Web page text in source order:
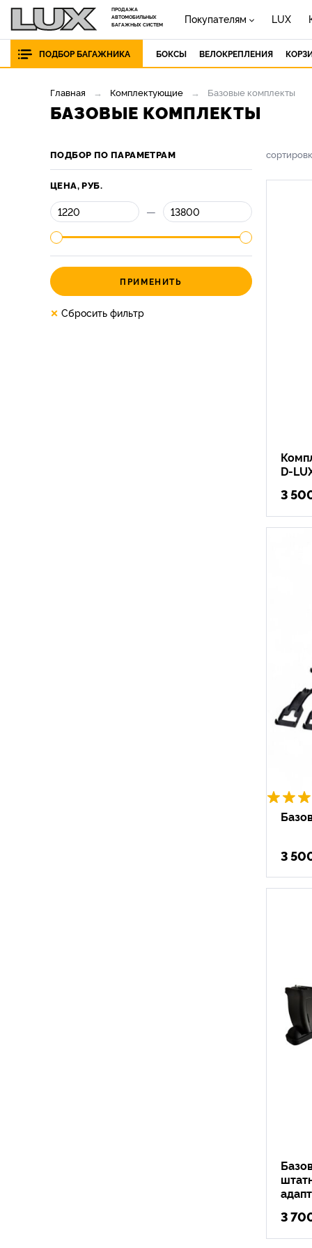
ПРОДАЖА
АВТОМОБИЛЬНЫХ
БАГАЖНЫХ СИСТЕМ
Покупателям LUX
ПОДБОР БАГАЖНИКА БОКСЫ ВЕЛОКРЕПЛЕНИЯ
Главная Комплектующие Базовые комплекты
БАЗОВЫЕ КОМПЛЕКТЫ
ПОДБОР ПО ПАРАМЕТРАМ
ЦЕНА, РУБ.
—
ПРИМЕНИТЬ
× Сбросить фильтр
D-
3
3
3